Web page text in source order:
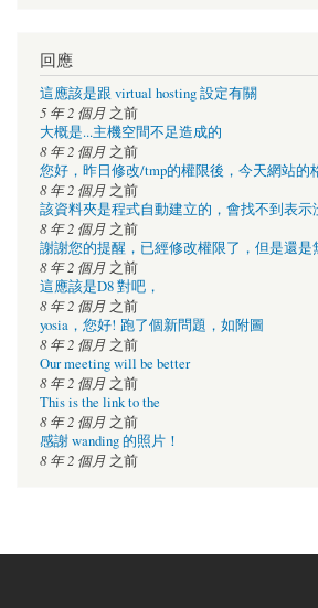
回應
這應該是跟 virtual hosting 設定有關
5 年 2 個月 之前
大概是...主機空間不足造成的
8 年 2 個月 之前
您好，昨日修改/tmp的權限後，今天網站的
8 年 2 個月 之前
該資料夾是程式自動建立的，會找不到表示
8 年 2 個月 之前
謝謝您的提醒，已經修改權限了，但是還是
8 年 2 個月 之前
這應該是D8 對吧，
8 年 2 個月 之前
yosia，您好! 跑了個新問題，如附圖
8 年 2 個月 之前
Our meeting will be better
8 年 2 個月 之前
This is the link to the
8 年 2 個月 之前
感謝 wanding 的照片！
8 年 2 個月 之前